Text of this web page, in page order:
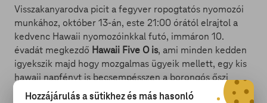
Visszakanyarodva picit a fegyver ropogtatós nyomozói
munkához, október 13-án, este 21:00 órától elrajtol a
kedvenc Hawaii nyomozóinkkal futó, immáron 10.
évadát megkezdő Hawaii Five O is, ami minden kedden
igyekszik majd hogy mozgalmas ügyeik mellett, egy kis
hawaii napfényt is becsempésszen a borongós őszi
estéinkbe.
Hozzájárulás a sütikhez és más hasonló